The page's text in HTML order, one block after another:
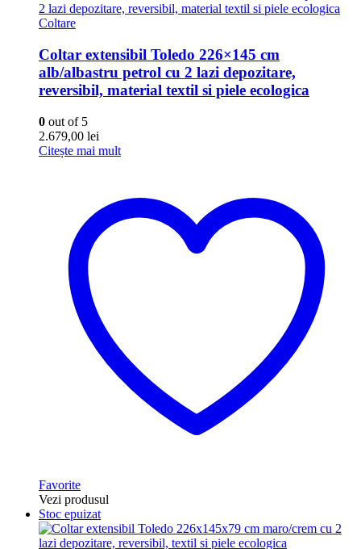
Coltare
Coltar extensibil Toledo 226×145 cm
alb/albastru petrol cu 2 lazi depozitare,
reversibil, material textil si piele ecologica
0 out of 5
2.679,00 lei
Citește mai mult
Favorite
Vezi produsul
Stoc epuizat